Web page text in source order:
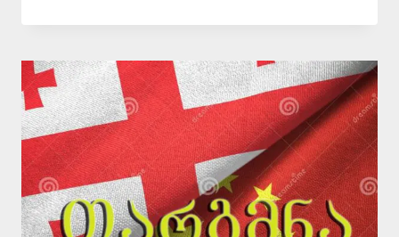
ᲰᲣᲐᲚᲘᲜᲒᲨᲘ
577
546
577